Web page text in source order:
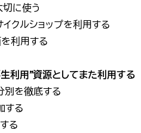
切に使う
イクルショップを利用する
利用する
生利用”資源としてまた利用する
別を徹底する
する
る